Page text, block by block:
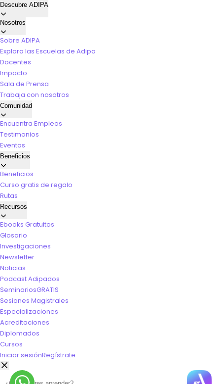
Descubre ADIPA
Nosotros
Sobre ADIPA
Explora las Escuelas de Adipa
Docentes
Impacto
Sala de Prensa
Trabaja con nosotros
Comunidad
Encuentra Empleos
Testimonios
Eventos
Beneficios
Beneficios
Curso gratis de regalo
Rutas
Recursos
Ebooks Gratuitos
Glosario
Investigaciones
Newsletter
Noticias
Podcast Adipados
SeminariosGRATIS
Sesiones Magistrales
Especializaciones
Acreditaciones
Diplomados
Cursos
Iniciar sesiónRegístrate
Buscar